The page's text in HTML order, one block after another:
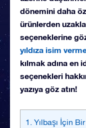
dönemini daha
ürünlerden
seçeneklerine
yıldıza isim
kılmak adına en
seçenekleri
yazıya göz atın!
1. Yılbaşı İçin